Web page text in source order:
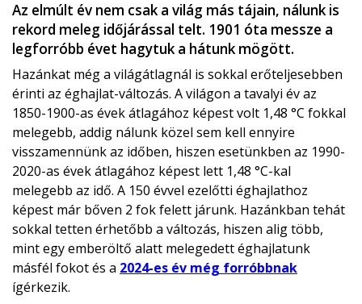
Az elmúlt év nem csak a világ más tájain, nálunk is
rekord meleg időjárással telt. 1901 óta messze a
legforróbb évet hagytuk a hátunk mögött.
Hazánkat még a világátlagnál is sokkal erőteljesebben
érinti az éghajlat-változás. A világon a tavalyi év az
1850-1900-as évek átlagához képest volt 1,48 °C fokkal
melegebb, addig nálunk közel sem kell ennyire
visszamennünk az időben, hiszen esetünkben az 1990-
2020-as évek átlagához képest lett 1,48 °C-kal
melegebb az idő. A 150 évvel ezelőtti éghajlathoz
képest már bőven 2 fok felett járunk. Hazánkban tehát
sokkal tetten érhetőbb a változás, hiszen alig több,
mint egy emberöltő alatt melegedett éghajlatunk
másfél fokot és a 2024-es év még forróbbnak
ígérkezik.